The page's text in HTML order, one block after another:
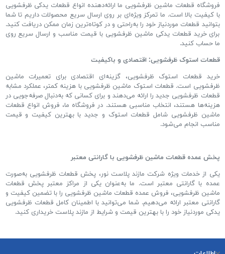
فروشگاه قطعات ماشین ظرفشویی ما ارائهدهنده انواع قطعات یدکی ظرفشویی
با کیفیت بالا است. ما تمرکز ویژهای بر روی ارسال سریع محصولات داریم تا شما
بتوانید قطعات موردنیاز خود را بهراحتی و در کوتاهترین زمان ممکن دریافت کنید.
برای خرید قطعات یدکی ماشین ظرفشویی با قیمت مناسب و ارسال سریع روی
ما حساب کنید.
قطعات استوک ظرفشویی: اقتصادی و باکیفیت
خرید قطعات استوک ظرفشویی، گزینهای اقتصادی برای تعمیرات ماشین
ظرفشویی است. قطعات استوک ماشین ظرفشویی با هزینه کمتر، عملکرد مشابه
قطعات ظرفشویی جدید را ارائه میدهند و برای کسانی که بهدنبال صرفهجویی در
هزینهها هستند، انتخاب مناسبی هستند. در فروشگاه ما، فروش انواع قطعات
ماشین ظرفشویی شامل قطعات استوک و جدید با بهترین کیفیت و قیمت
مناسب انجام میشود.
پخش عمده قطعات ماشین ظرفشویی با گارانتی معتبر
یکی از خدمات ویژه شرکت مازند پلاست نور، پخش قطعات ظرفشویی بهصورت
عمده با گارانتی معتبر است. ما بهعنوان یکی از مراکز معتبر پخش قطعات
ماشین ظرفشویی، فروش عمده قطعات ماشین ظرفشویی را با تضمین کیفیت و
گارانتی معتبر ارائه میدهیم.شما میتوانید با اطمینان کامل قطعات ظرفشویی
یدکی موردنیاز خود را با بهترین قیمت و شرایط از مازند پلاست خریداری کنید.